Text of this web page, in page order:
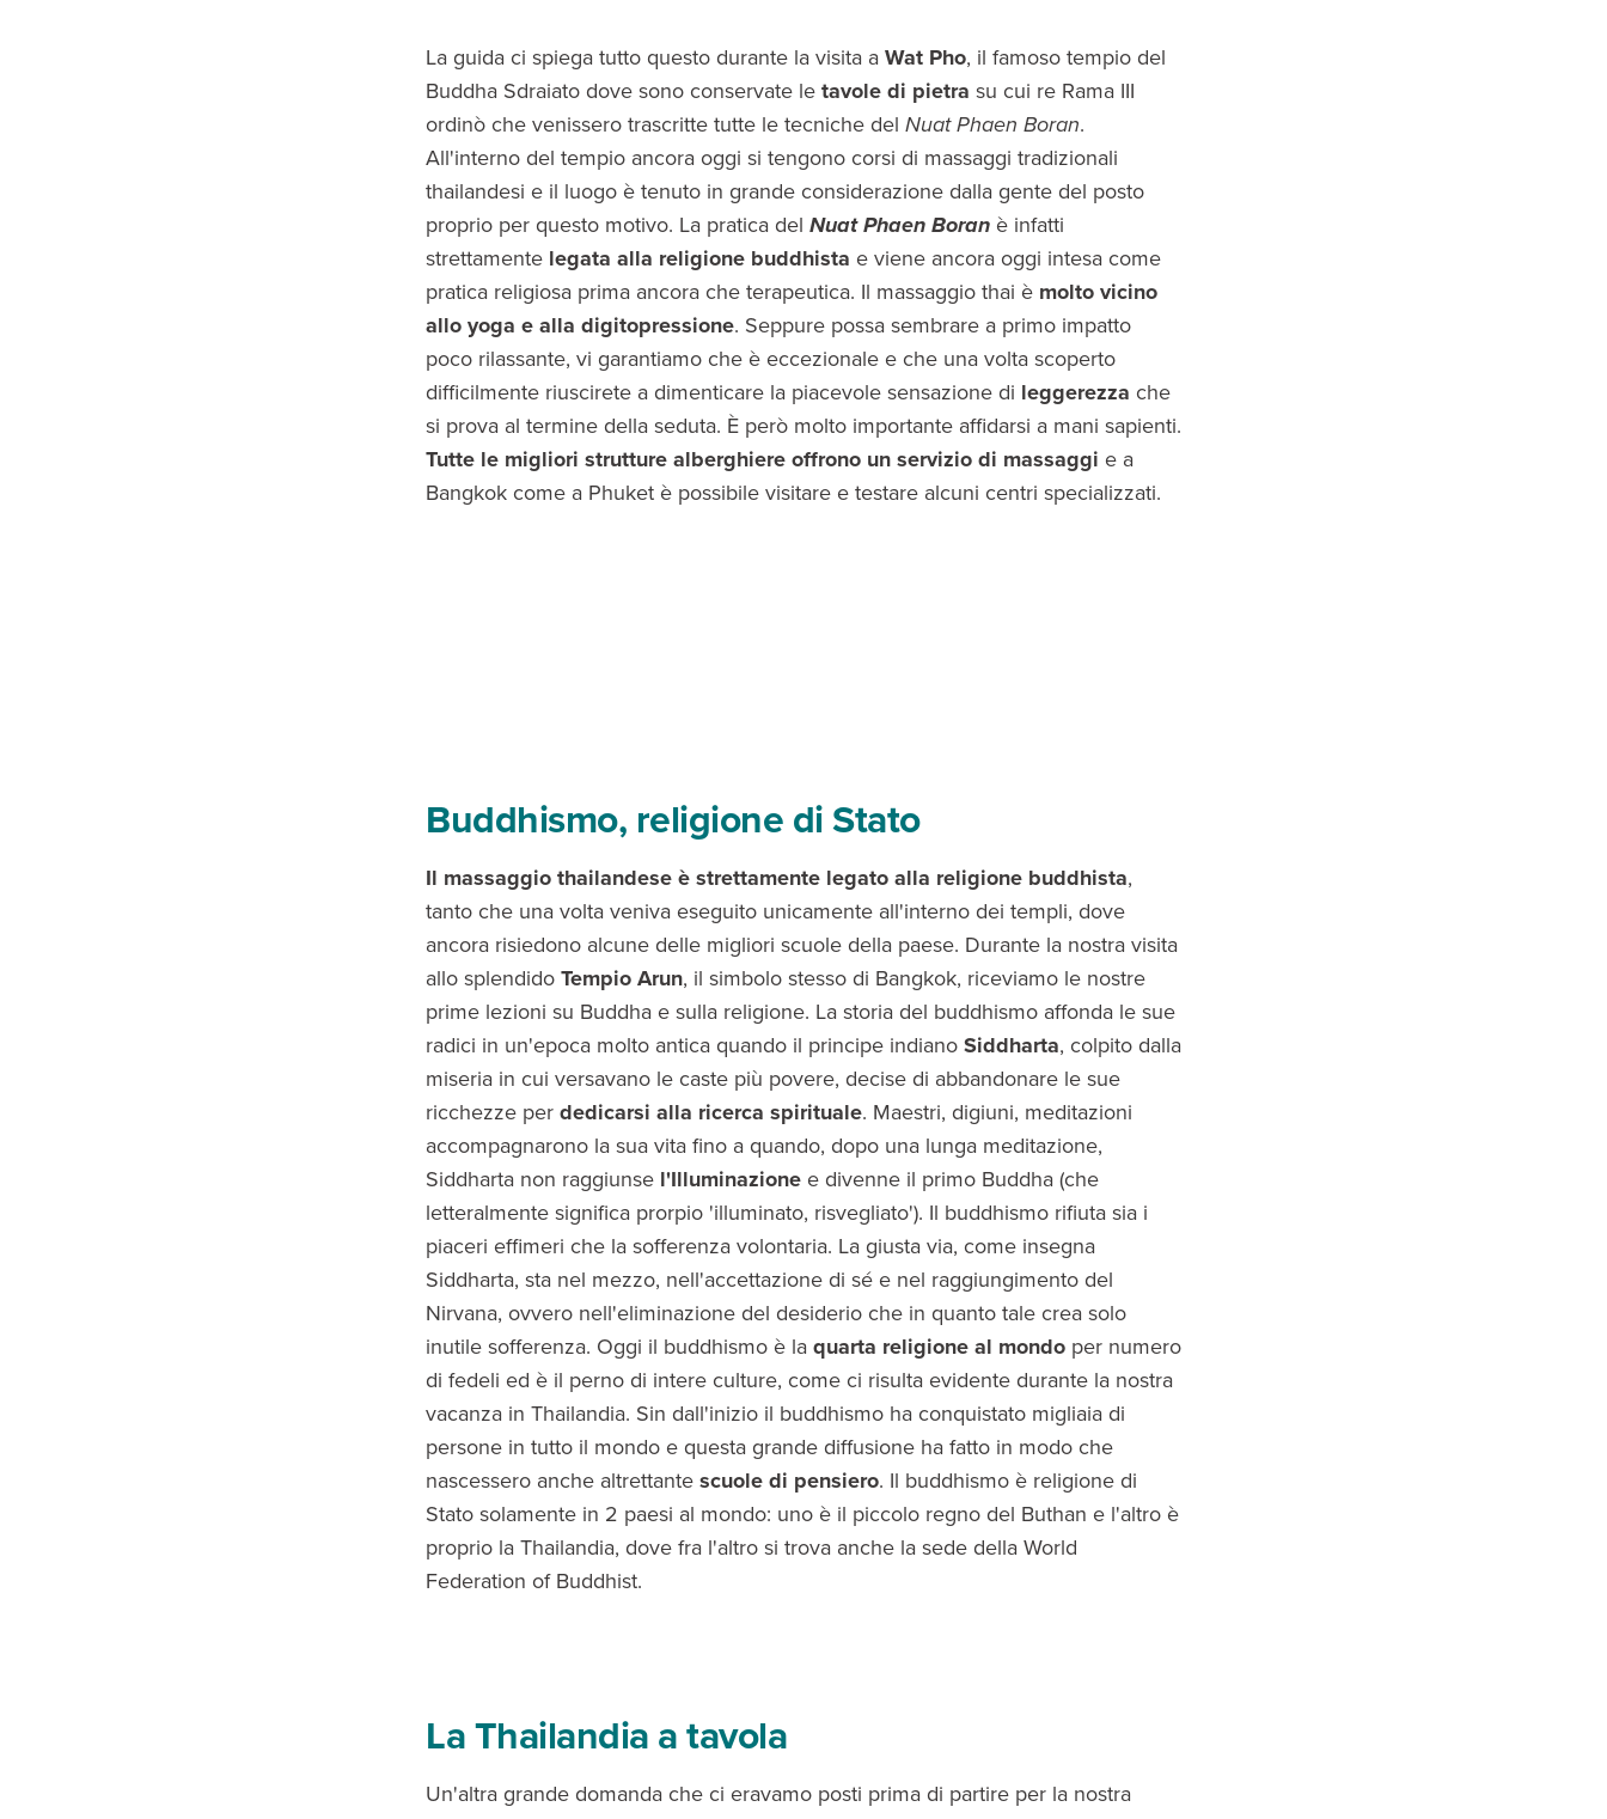
La guida ci spiega tutto questo durante la visita aWat Pho, il famoso tempio del
Buddha Sdraiato dove sono conservate letavole di pietra su cui re Rama III
ordinò che venissero trascritte tutte le tecniche del Nuat Phaen Boran.
All'interno del tempio ancora oggi si tengono corsi di massaggi tradizionali
thailandesi e il luogo è tenuto in grande considerazione dalla gente del posto
proprio per questo motivo. La pratica del Nuat Phaen Boran è infatti
strettamente legata alla religione buddhista e viene ancora oggi intesa come
pratica religiosa prima ancora che terapeutica. Il massaggio thai è molto vicino
allo yoga e alla digitopressione. Seppure possa sembrare a primo impatto
poco rilassante, vi garantiamo che è eccezionale e che una volta scoperto
difficilmente riuscirete a dimenticare la piacevole sensazione di leggerezza che
si prova al termine della seduta. È però molto importante affidarsi a mani sapienti.
Tutte le migliori strutture alberghiere offrono un servizio di massaggi e a
Bangkok come a Phuket è possibile visitare e testare alcuni centri specializzati.
Buddhismo, religione di Stato
Il massaggio thailandese è strettamente legato alla religione buddhista,
tanto che una volta veniva eseguito unicamente all'interno dei templi, dove
ancora risiedono alcune delle migliori scuole della paese. Durante la nostra visita
allo splendidoTempio Arun, il simbolo stesso di Bangkok, riceviamo le nostre
prime lezioni su Buddha e sulla religione. La storia del buddhismo affonda le sue
radici in un'epoca molto antica quando il principe indianoSiddharta, colpito dalla
miseria in cui versavano le caste più povere, decise di abbandonare le sue
ricchezze perdedicarsi alla ricerca spirituale. Maestri, digiuni, meditazioni
accompagnarono la sua vita fino a quando, dopo una lunga meditazione,
Siddharta non raggiunse l'Illuminazione e divenne il primo Buddha (che
letteralmente significa prorpio 'illuminato, risvegliato'). Il buddhismo rifiuta sia i
piaceri effimeri che la sofferenza volontaria. La giusta via, come insegna
Siddharta, sta nel mezzo, nell'accettazione di sé e nel raggiungimento del
Nirvana, ovvero nell'eliminazione del desiderio che in quanto tale crea solo
inutile sofferenza. Oggi il buddhismo è laquarta religione al mondo per numero
di fedeli ed è il perno di intere culture, come ci risulta evidente durante la nostra
vacanza in Thailandia. Sin dall'inizio il buddhismo ha conquistato migliaia di
persone in tutto il mondo e questa grande diffusione ha fatto in modo che
nascessero anche altrettantescuole di pensiero. Il buddhismo è religione di
Stato solamente in 2 paesi al mondo: uno è il piccolo regno del Buthan e l'altro è
proprio la Thailandia, dove fra l'altro si trova anche la sede della World
Federation of Buddhist.
La Thailandia a tavola
Un'altra grande domanda che ci eravamo posti prima di partire per la nostra